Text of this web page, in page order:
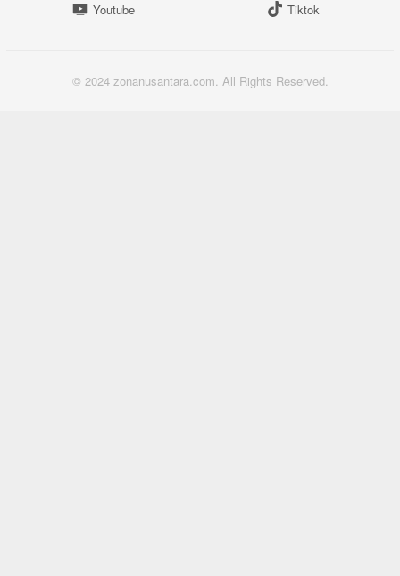
Youtube
Tiktok
© 2024 zonanusantara.com. All Rights Reserved.